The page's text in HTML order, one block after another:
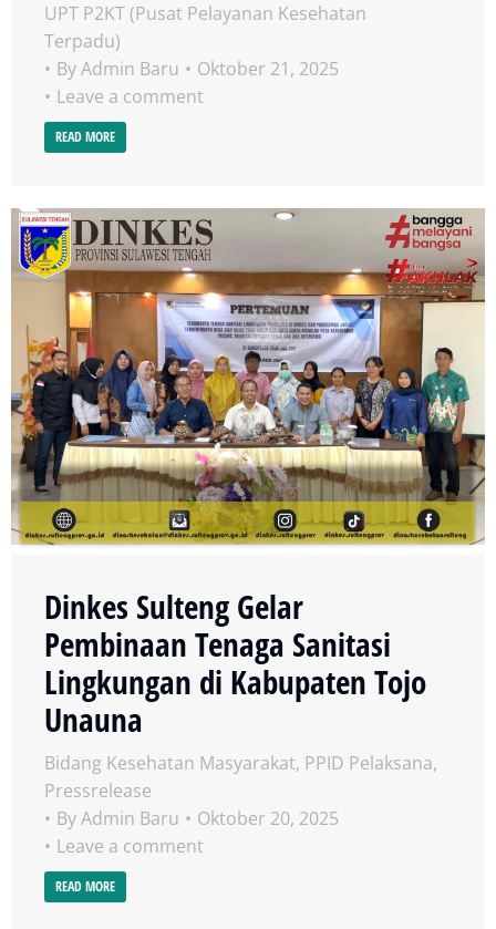
UPT P2KT (Pusat Pelayanan Kesehatan
Terpadu)
ByAdmin Baru
Oktober 21, 2025
Leave a comment
READ MORE
Dinkes Sulteng Gelar
Pembinaan Tenaga Sanitasi
Lingkungan di Kabupaten Tojo
Unauna
Bidang Kesehatan Masyarakat, PPID Pelaksana,
Pressrelease
ByAdmin Baru
Oktober 20, 2025
Leave a comment
READ MORE